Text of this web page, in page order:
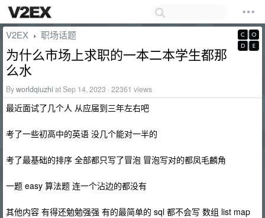
V2EX › 职场话题
为什么市场上求职的一本二本学生都那
么水
Byworldqiuzhi at Sep 14, 2023 · 22361 views
最近面试了几个人 从应届到三年左右吧
考了一些初高中的英语 没几个能对一半的
考了最基础的排序 全部都只写了冒泡 冒泡写对的都凤毛麟角
一题 easy 算法题 连一个沾边的都没有
其他内容 有得还勉勉强强 有的最简单的 sql 都不会写 数组 list map